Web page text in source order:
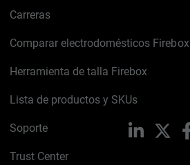
Carreras
Comparar electrodomésticos Firebox
Herramienta de talla Firebox
Lista de productos y SKUs
Soporte
Trust Center
LinkedIn